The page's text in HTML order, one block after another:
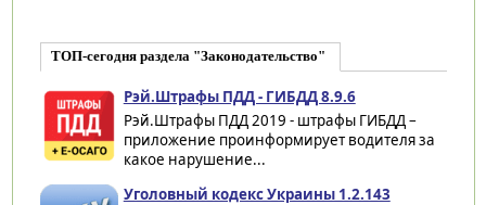
ТОП-сегодня раздела "Законодательство"
Рэй.Штрафы ПДД - ГИБДД 8.9.6
Рэй.Штрафы ПДД 2019 - штрафы ГИБДД –
приложение проинформирует водителя за
какое нарушение...
Уголовный кодекс Украины 1.2.143